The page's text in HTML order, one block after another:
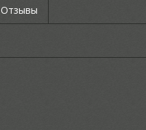
Отзывы